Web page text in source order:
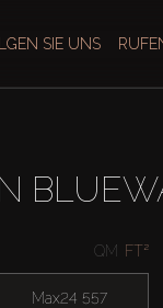
SIE UNS
QM FT²
Max